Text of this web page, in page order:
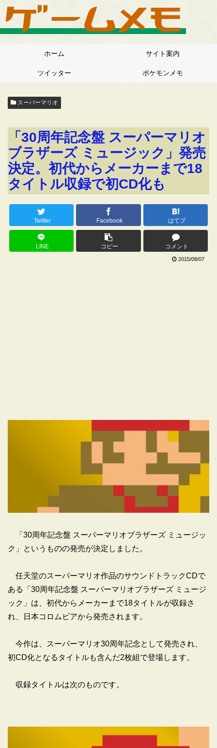
ホーム サイト案内
ツイッター ポケモンメモ
スーパーマリオ
「30周年記念盤 スーパーマリオ
ブラザーズ ミュージック」発売
決定。初代からメーカーまで18
タイトル収録で初CD化も
Twitter Facebook はてブ
LINE コピー コメント
2015/08/07
「30周年記念盤 スーパーマリオブラザーズ ミュージッ
ク」というものの発売が決定しました。
任天堂のスーパーマリオ作品のサウンドトラックCDで
ある「30周年記念盤 スーパーマリオブラザーズ ミュージ
ック」は、初代からメーカーまで18タイトルが収録さ
れ、日本コロムビアから発売されます。
今作は、スーパーマリオ30周年記念として発売され、
初CD化となるタイトルも含んだ2枚組で登場します。
収録タイトルは次のものです。